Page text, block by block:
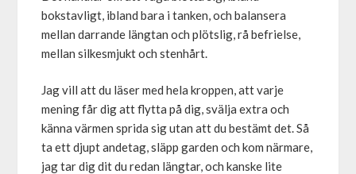
bokstavligt, ibland bara i tanken, och balansera
mellan darrande längtan och plötslig, rå befrielse,
mellan silkesmjukt och stenhårt.
Jag vill att du läser med hela kroppen, att varje
mening får dig att flytta på dig, svälja extra och
känna värmen sprida sig utan att du bestämt det. Så
ta ett djupt andetag, släpp garden och kom närmare,
jag tar dig dit du redan längtar, och kanske lite